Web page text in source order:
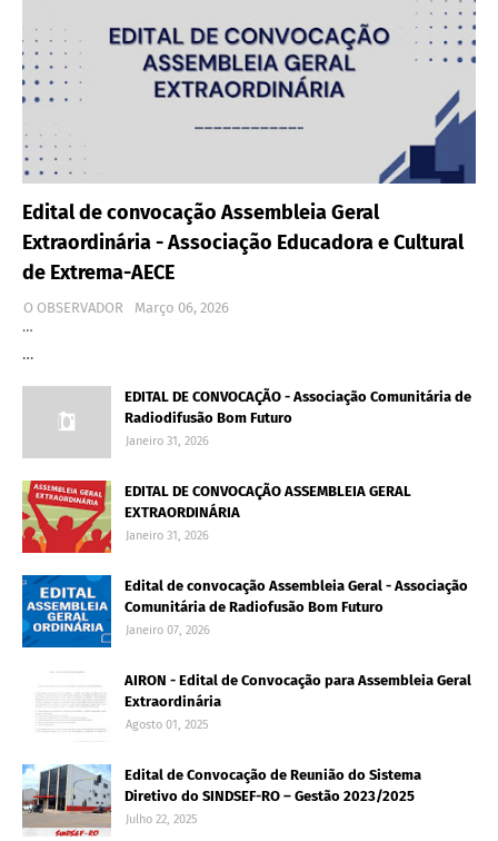
Edital de convocação Assembleia Geral
Extraordinária - Associação Educadora e Cultural
de Extrema-AECE
O OBSERVADOR
Março 06, 2026
…
…
EDITAL DE CONVOCAÇÃO - Associação Comunitária de
Radiodifusão Bom Futuro
Janeiro 31, 2026
EDITAL DE CONVOCAÇÃO ASSEMBLEIA GERAL
EXTRAORDINÁRIA
Janeiro 31, 2026
Edital de convocação Assembleia Geral - Associação
Comunitária de Radiofusão Bom Futuro
Janeiro 07, 2026
AIRON - Edital de Convocação para Assembleia Geral
Extraordinária
Agosto 01, 2025
Edital de Convocação de Reunião do Sistema
Diretivo do SINDSEF-RO – Gestão 2023/2025
Julho 22, 2025